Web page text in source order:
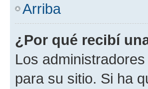
Arriba
¿Por qué recibí
Los
para su sitio. Si ha